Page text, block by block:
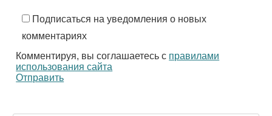
Подписаться на уведомления о новых
комментариях
Комментируя, вы соглашаетесь с правилами
использования сайта
Отправить